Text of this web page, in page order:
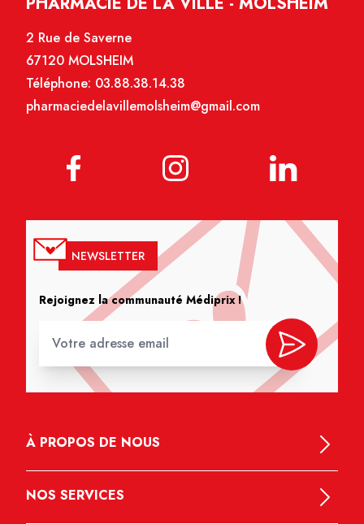
2 Rue de Saverne
67120 MOLSHEIM
Téléphone: 03.88.38.14.38
pharmaciedelavillemolsheim@gmail.com
NEWSLETTER
Rejoignez la communauté Médiprix !
À PROPOS DE NOUS
NOS SERVICES